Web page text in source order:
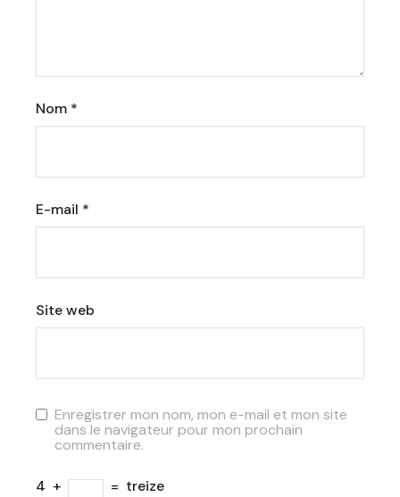
Nom *
E-mail *
Site web
Enregistrer mon nom, mon e-mail et mon site
dans le navigateur pour mon prochain
commentaire.
4 + = treize